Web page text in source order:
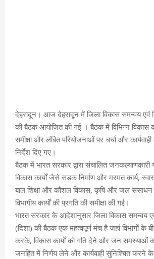
देहरादून। आज देहरादून में जिला विकास समन्वय एवं
की बैठक आयोजित की गई । बैठक में विभिन्न विकास
समीक्षा और लंबित परियोजनाओं पर चर्चा और
निर्देश दिए गए।
बैठक में भारत सरकार द्वारा संचालित
विकास कार्यों जैसे सड़क निर्माण और मरमत कार्य,
बाल शिक्षा और कौशल विकास, कृषि और जल
विभागीय कार्यों की प्रगति की समीक्षा की गई।
भारत सरकार के आदेशानुसार जिला विकास समन्वय एवं
(दिशा) की बैठक एक महत्वपूर्ण मंच है जहां विभागों के
करके, विकास कार्यों को गति देने और जन समस्याओं
जनहित में निर्णय लेने और कार्यवाही सुनिश्चित